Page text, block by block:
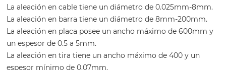
La aleación en cable tiene un diámetro de 0.025mm-8mm.
La aleación en barra tiene un diámetro de 8mm-200mm.
La aleación en placa posee un ancho máximo de 600mm y
un espesor de 0.5 a 5mm.
La aleación en tira tiene un ancho máximo de 400 y un
espesor mínimo de 0.07mm.